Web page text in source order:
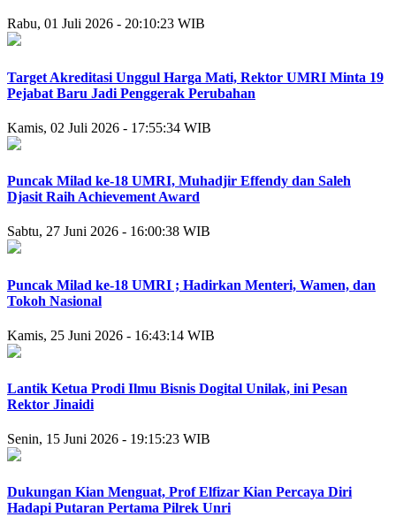
Rabu, 01 Juli 2026 - 20:10:23 WIB
Target Akreditasi Unggul Harga Mati, Rektor UMRI Minta 19
Pejabat Baru Jadi Penggerak Perubahan
Kamis, 02 Juli 2026 - 17:55:34 WIB
Puncak Milad ke-18 UMRI, Muhadjir Effendy dan Saleh
Djasit Raih Achievement Award
Sabtu, 27 Juni 2026 - 16:00:38 WIB
Puncak Milad ke-18 UMRI ; Hadirkan Menteri, Wamen, dan
Tokoh Nasional
Kamis, 25 Juni 2026 - 16:43:14 WIB
Lantik Ketua Prodi Ilmu Bisnis Dogital Unilak, ini Pesan
Rektor Jinaidi
Senin, 15 Juni 2026 - 19:15:23 WIB
Dukungan Kian Menguat, Prof Elfizar Kian Percaya Diri
Hadapi Putaran Pertama Pilrek Unri